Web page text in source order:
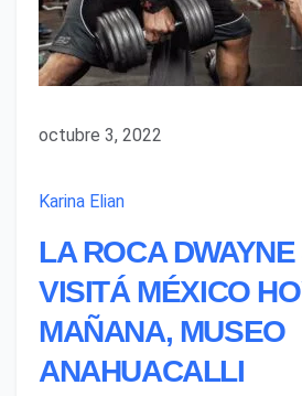
octubre 3, 2022
Karina Elian
LA ROCA
VISITÁ MÉXICO
MAÑANA, MUSEO
ANAHUACALLI